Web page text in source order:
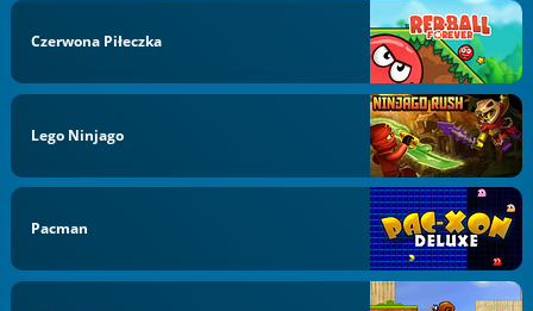
Czerwona Piłeczka
Lego Ninjago
Pacman